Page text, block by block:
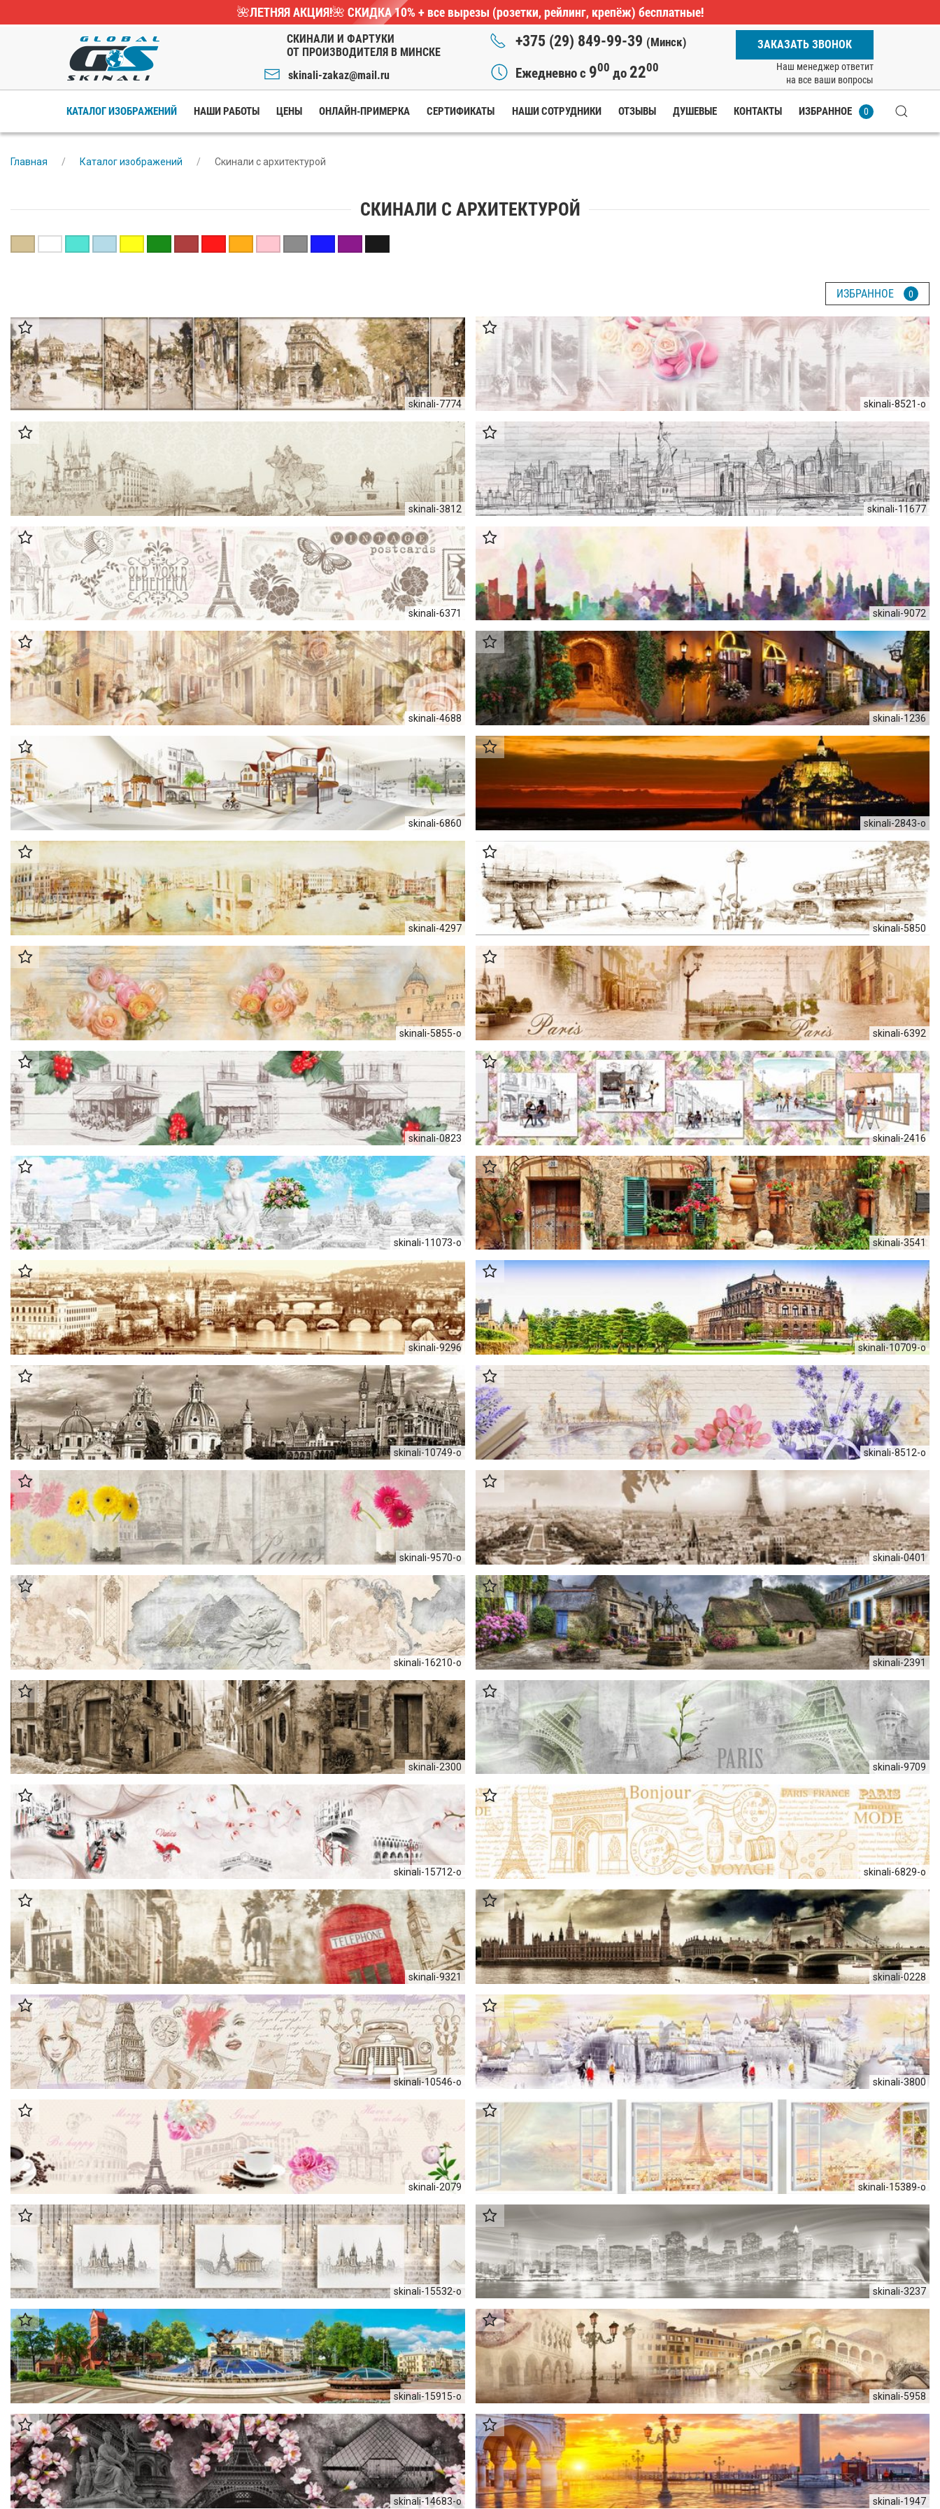
🌺ЛЕТНЯЯ АКЦИЯ!🌺 СКИДКА 10%+ все вырезы (розетки, рейлинг, крепёж) бесплатные!
СКИНАЛИ И ФАРТУКИ
ОТ ПРОИЗВОДИТЕЛЯ В МИНСКЕ
skinali-zakaz@mail.ru
+375 (29) 849-99-39 (Минск)
Ежедневно с 900 до 2200
ЗАКАЗАТЬ ЗВОНОК
Наш менеджер ответит
на все ваши вопросы
КАТАЛОГ ИЗОБРАЖЕНИЙ НАШИ РАБОТЫ ЦЕНЫ ОНЛАЙН-ПРИМЕРКА СЕРТИФИКАТЫ НАШИ СОТРУДНИКИ ОТЗЫВЫ ДУШЕВЫЕ КОНТАКТЫ ИЗБРАННОЕ 0
Главная Каталог изображений Скинали с архитектурой
СКИНАЛИ С АРХИТЕКТУРОЙ
ИЗБРАННОЕ 0
skinali-7774 skinali-8521-o
skinali-3812 skinali-11677
skinali-6371 skinali-9072
skinali-4688 skinali-1236
skinali-6860 skinali-2843-o
skinali-4297 skinali-5850
skinali-5855-o skinali-6392
skinali-0823 skinali-2416
skinali-11073-o skinali-3541
skinali-9296 skinali-10709-o
skinali-10749-o skinali-8512-o
skinali-9570-o skinali-0401
skinali-16210-о skinali-2391
skinali-2300 skinali-9709
skinali-15712-о skinali-6829-o
skinali-9321 skinali-0228
skinali-10546-o skinali-3800
skinali-2079 skinali-15389-o
skinali-15532-o skinali-3237
skinali-15915-о skinali-5958
skinali-14683-o skinali-1947